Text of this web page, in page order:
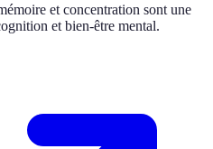
et concentration sont une
et bien-être mental.